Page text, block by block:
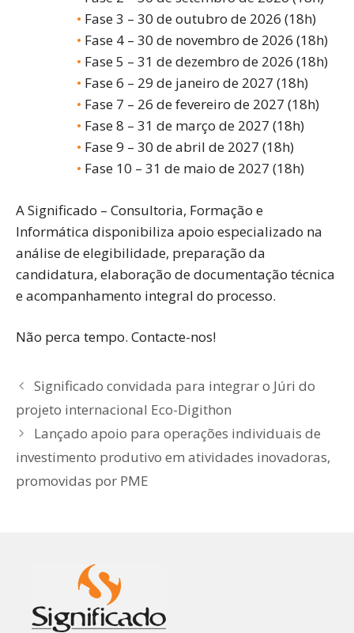
Fase 3 – 30 de outubro de 2026 (18h)
Fase 4 – 30 de novembro de 2026 (18h)
Fase 5 – 31 de dezembro de 2026 (18h)
Fase 6 – 29 de janeiro de 2027 (18h)
Fase 7 – 26 de fevereiro de 2027 (18h)
Fase 8 – 31 de março de 2027 (18h)
Fase 9 – 30 de abril de 2027 (18h)
Fase 10 – 31 de maio de 2027 (18h)
A Significado – Consultoria, Formação e
Informática disponibiliza apoio especializado na
análise de elegibilidade, preparação da
candidatura, elaboração de documentação técnica
e acompanhamento integral do processo.
Não perca tempo. Contacte-nos!
Significado convidada para integrar o Júri do
projeto internacional Eco-Digithon
Lançado apoio para operações individuais de
investimento produtivo em atividades inovadoras,
promovidas por PME